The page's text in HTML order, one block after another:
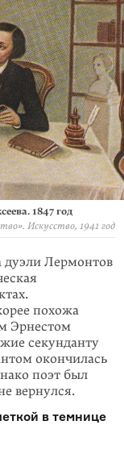
1847 год
Искусство, 1941 год
дуэли Лермонтов
похожа
Эрне­стом
секунданту
окончилась
поэт был
вернулся.
в темнице